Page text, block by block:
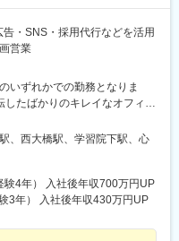
告・SNS・採用代行などを活用
営業
いずれかでの勤務となりま
たばかりのキレイなオフィ
目白中野ビル5F＜アクセス＞
徒歩7分「池袋駅」徒歩12分
＞大阪府大阪市西区立売堀1-
、西大橋駅、学習院下駅、心
4年） 入社後年収700万円UP
3年） 入社後年収430万円UP